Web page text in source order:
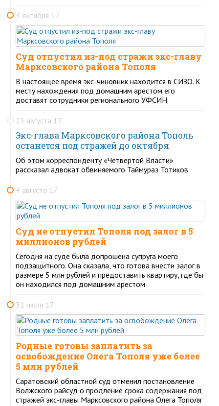
4 октября 17
Суд отпустил из-под стражи экс-главу
Марксовского района Тополя
В настоящее время экс-чиновник находится в СИЗО. К
месту нахождения под домашним арестом его
доставят сотрудники регионального УФСИН
23 августа 17
Экс-глава Марксовского района Тополь
останется под стражей до октября
Об этом корреспонденту «Четвертой Власти»
рассказал адвокат обвиняемого Таймураз Тотиков
4 августа 17
Суд не отпустил Тополя под залог в 5
миллионов рублей
Сегодня на суде была допрошена супруга моего
подзащитного. Она сказала, что готова внести залог в
размере 5 млн рублей и предоставить квартиру, где бы
он находился под домашним арестом
31 июля 17
Родные готовы заплатить за
освобождение Олега Тополя уже более
5 млн рублей
Саратовский областной суд отменил постановление
Волжского райсуд о продление срока содержания под
стражей экс-главы Марксовского района Олега Тополя